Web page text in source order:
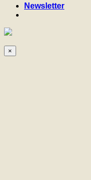
Newsletter
×